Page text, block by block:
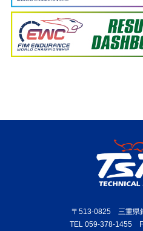
〒513-0825 三重県
TEL 059-378-1455